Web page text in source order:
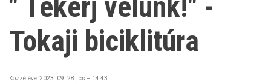
" Tekerj velünk!" -
Tokaji biciklitúra
Közzétéve:2023. 09. 28., cs – 14:43